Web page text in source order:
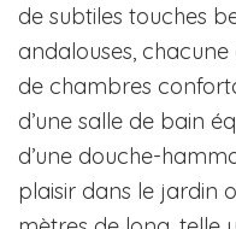
de subtiles touches
andalouses,
de chambres
d’une salle de bain
d’une douche-
plaisir dans le jardin